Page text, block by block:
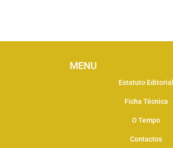
MENU
Estatuto Editorial
Ficha Técnica
O Tempo
Contactos